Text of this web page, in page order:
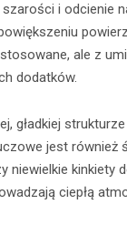
szarości i odcienie
ale z
dodatków.
gładkiej
jest również
niewielkie kinkiety
ciepłą